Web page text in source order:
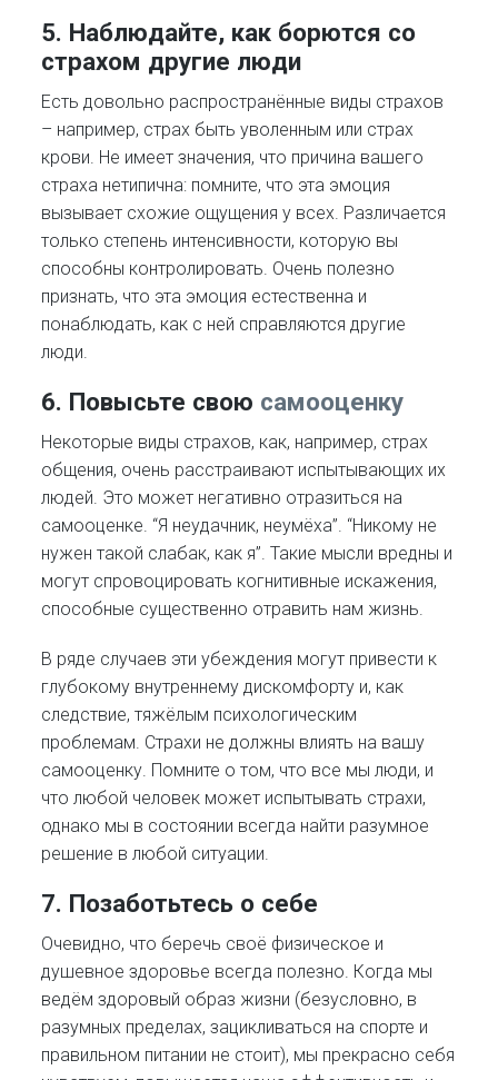
5. Наблюдайте, как борются со
страхом другие люди
Есть довольно распространённые виды страхов
– например, страх быть уволенным или страх
крови. Не имеет значения, что причина вашего
страха нетипична: помните, что эта эмоция
вызывает схожие ощущения у всех. Различается
только степень интенсивности, которую вы
способны контролировать. Очень полезно
признать, что эта эмоция естественна и
понаблюдать, как с ней справляются другие
люди.
6. Повысьте свою самооценку
Некоторые виды страхов, как, например, страх
общения, очень расстраивают испытывающих их
людей. Это может негативно отразиться на
самооценке. “Я неудачник, неумёха”. “Никому не
нужен такой слабак, как я”. Такие мысли вредны и
могут спровоцировать когнитивные искажения,
способные существенно отравить нам жизнь.
В ряде случаев эти убеждения могут привести к
глубокому внутреннему дискомфорту и, как
следствие, тяжёлым психологическим
проблемам. Страхи не должны влиять на вашу
самооценку. Помните о том, что все мы люди, и
что любой человек может испытывать страхи,
однако мы в состоянии всегда найти разумное
решение в любой ситуации.
7. Позаботьтесь о себе
Очевидно, что беречь своё физическое и
душевное здоровье всегда полезно. Когда мы
ведём здоровый образ жизни (безусловно, в
разумных пределах, зацикливаться на спорте и
правильном питании не стоит), мы прекрасно себя